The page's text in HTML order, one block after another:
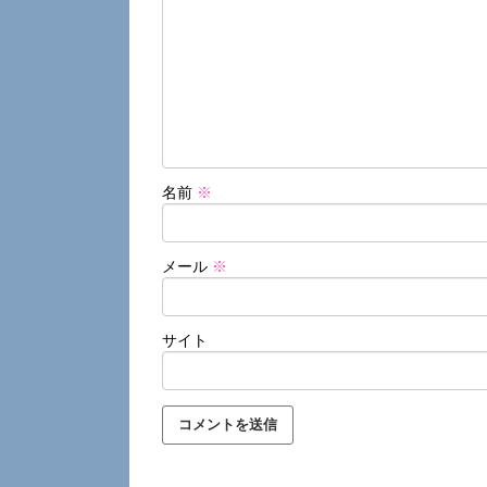
名前 ※
メール ※
サイト